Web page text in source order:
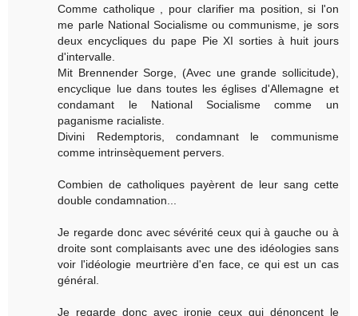
Comme catholique , pour clarifier ma position, si l'on
me parle National Socialisme ou communisme, je sors
deux encycliques du pape Pie XI sorties à huit jours
d'intervalle.
Mit Brennender Sorge, (Avec une grande sollicitude),
encyclique lue dans toutes les églises d'Allemagne et
condamant le National Socialisme comme un
paganisme racialiste.
Divini Redemptoris, condamnant le communisme
comme intrinsèquement pervers.
Combien de catholiques payèrent de leur sang cette
double condamnation...
Je regarde donc avec sévérité ceux qui à gauche ou à
droite sont complaisants avec une des idéologies sans
voir l'idéologie meurtrière d'en face, ce qui est un cas
général.
Je regarde donc avec ironie ceux qui dénoncent le